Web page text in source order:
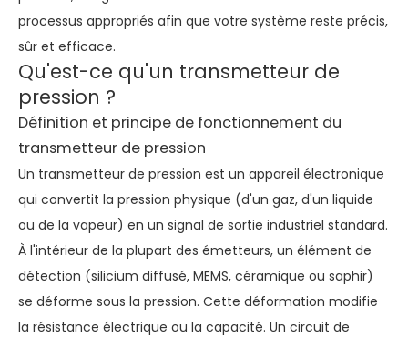
processus appropriés afin que votre système reste précis,
sûr et efficace.
Qu'est-ce qu'un transmetteur de
pression ?
Définition et principe de fonctionnement du
transmetteur de pression
Un transmetteur de pression est un appareil électronique
qui convertit la pression physique (d'un gaz, d'un liquide
ou de la vapeur) en un signal de sortie industriel standard.
À l'intérieur de la plupart des émetteurs, un élément de
détection (silicium diffusé, MEMS, céramique ou saphir)
se déforme sous la pression. Cette déformation modifie
la résistance électrique ou la capacité. Un circuit de